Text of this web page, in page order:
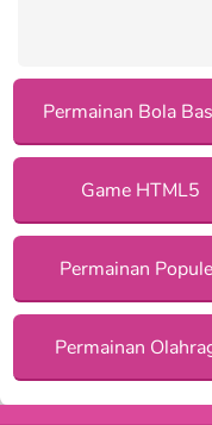
Permainan Bola
Game HTML5
Permainan
Permainan